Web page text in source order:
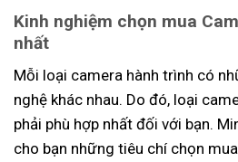
Kinh nghiệm chọn mua
nhất
Mỗi loại camera hành trình có
nghệ khác nhau. Do đó, loại
phải phù hợp nhất đối với bạn.
cho bạn những tiêu chí chọn